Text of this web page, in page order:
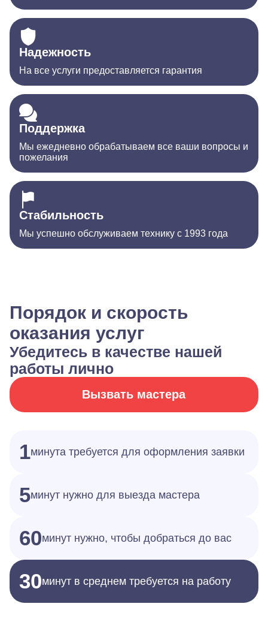
Надежность
На все услуги предоставляется гарантия
Поддержка
Мы ежедневно обрабатываем все ваши вопросы и
пожелания
Стабильность
Мы успешно обслуживаем технику с 1993 года
Порядок и скорость
оказания услуг
Убедитесь в качестве нашей
работы лично
Вызвать мастера
1минута требуется для оформления заявки
5минут нужно для выезда мастера
60минут нужно, чтобы добраться до вас
30минут в среднем требуется на работу